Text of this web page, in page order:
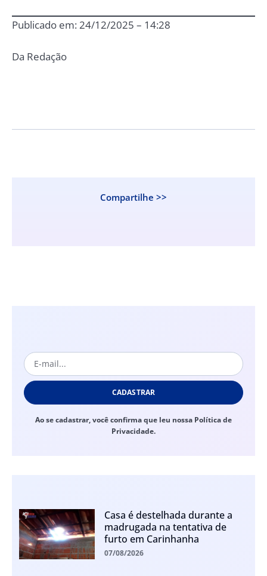
Publicado em: 24/12/2025 – 14:28
Da Redação
Compartilhe >>
CADASTRAR
Ao se cadastrar, você confirma que leu nossa Política de
Privacidade.
Casa é destelhada durante a
madrugada na tentativa de
furto em Carinhanha
07/08/2026